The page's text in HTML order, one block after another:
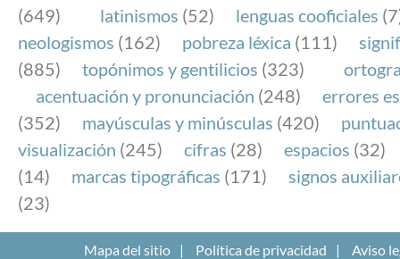
(649)
latinismos (52) lenguas cooficiales
neologismos (162) pobreza léxica (111)
(885)
topónimos y gentilicios (323)
acentuación y pronunciación (248)
errores
(352)
mayúsculas y minúsculas (420)
visualización (245) cifras (28) espacios (32)
(14)
marcas tipográficas (171)
signos
(23)
Mapa del sitio Política de privacidad Aviso